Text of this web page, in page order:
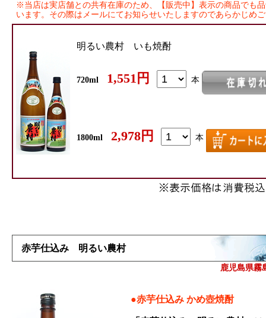
※当店は実店舗との共有在庫のため、【販売中】表示の商品でも
います。その際はメールにてお知らせいたしますのであらかじめ
明るい農村 いも焼酎
720ml 1,551円 本
1800ml 2,978円 本
赤芋仕込み 明るい農村
鹿児島県
●赤芋仕込み かめ壺焼酎